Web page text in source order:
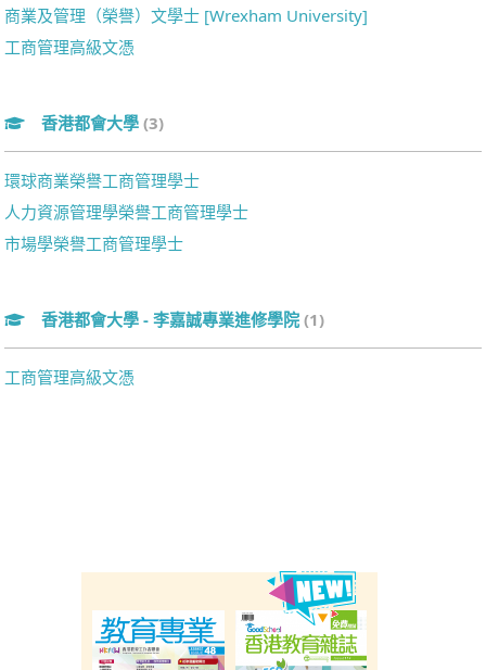
商業及管理（榮譽）文學士 [Wrexham University]
工商管理高級文憑
香港都會大學 (3)
環球商業榮譽工商管理學士
人力資源管理學榮譽工商管理學士
市場學榮譽工商管理學士
香港都會大學 - 李嘉誠專業進修學院 (1)
工商管理高級文憑